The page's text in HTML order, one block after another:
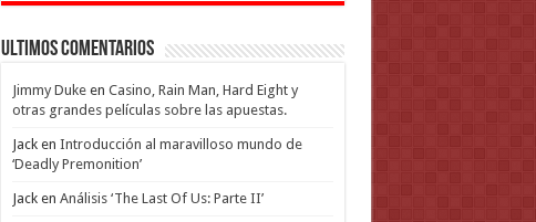
Ultimos Comentarios
Jimmy Dukeen Casino, Rain Man, Hard Eight y
otras grandes películas sobre las apuestas.
Jacken Introducción al maravilloso mundo de
‘Deadly Premonition’
Jacken Análisis ‘The Last Of Us: Parte II’